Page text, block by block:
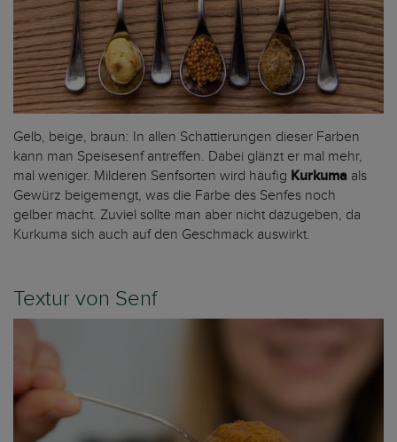
Gelb, beige, braun: In allen Schattierungen dieser Farben
kann man Speisesenf antreffen. Dabei glänzt er mal mehr,
mal weniger. Milderen Senfsorten wird häufig Kurkuma als
Gewürz beigemengt, was die Farbe des Senfes noch
gelber macht. Zuviel sollte man aber nicht dazugeben, da
Kurkuma sich auch auf den Geschmack auswirkt.
Textur von Senf